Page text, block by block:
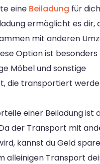
eine Beiladung für
ermöglicht es dir,
mit anderen
Option ist besonders
Möbel und sonstige
die transportiert
einer Beiladung ist
der Transport mit
kannst du Geld
alleinigen Transport